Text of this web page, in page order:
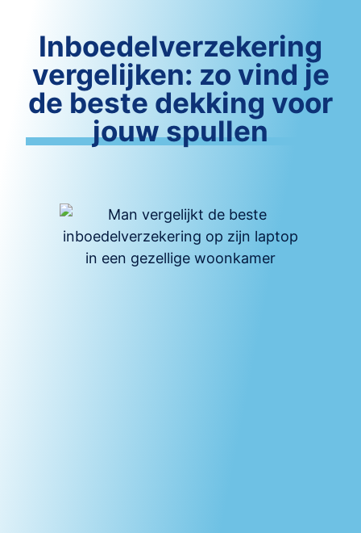
Inboedelverzekering
vergelijken: zo vind je
de beste dekking voor
jouw spullen